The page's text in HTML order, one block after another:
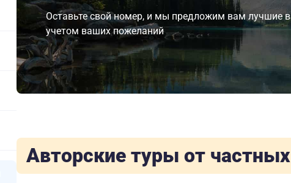
Оставьте свой номер, и мы предложим вам лучшие
учетом ваших пожеланий
Авторские туры от